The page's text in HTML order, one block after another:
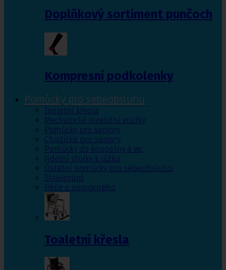
Doplňkový sortiment punčoch
Kompresní podkolenky
Pomůcky pro sebeobsluhu
Toaletní křesla
Mechanické invalidní vozíky
Pomůcky pro seniory
Chodítka pro seniory
Pomůcky do koupelny a wc
Jídelní stolky k lůžku
Ostatní pomůcky pro sebeobsluhu
Stravování
Péče o nemocného
Toaletní křesla